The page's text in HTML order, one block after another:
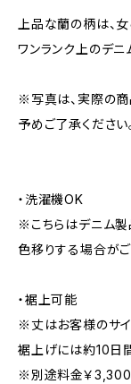
上品な蘭の柄は、
ワンランク上のデニ
※写真は、実際の商
予めご了承ください
・洗濯機OK
※こちらはデニム製
色移りする場合がご
・裾上可能
※丈はお客様のサイ
裾上げには約10日
※別途料金￥3,300